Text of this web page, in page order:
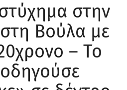
στην
Βούλα με
– Το